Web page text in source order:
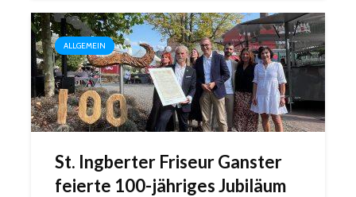
ALLGEMEIN
St. Ingberter Friseur Ganster
feierte 100-jähriges Jubiläum